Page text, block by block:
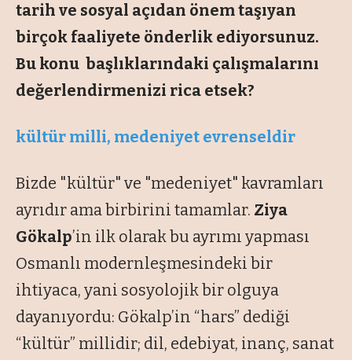
tarih ve sosyal açıdan önem taşıyan
birçok faaliyete önderlik ediyorsunuz.
Bu konu başlıklarındaki çalışmalarını
değerlendirmenizi rica etsek?
kültür milli, medeniyet evrenseldir
Bizde "kültür" ve "medeniyet" kavramları
ayrıdır ama birbirini tamamlar. Ziya
Gökalp’in ilk olarak bu ayrımı yapması
Osmanlı modernleşmesindeki bir
ihtiyaca, yani sosyolojik bir olguya
dayanıyordu: Gökalp’in “hars” dediği
“kültür” millidir; dil, edebiyat, inanç, sanat